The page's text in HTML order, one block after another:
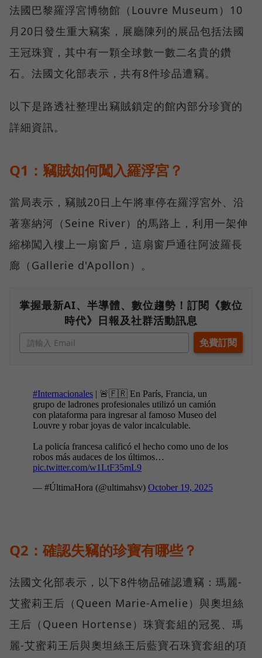
法國巴黎羅浮宮博物館（Louvre Museum）10
月20日發生重大竊案，展廳陳列的展品包括法國
王冠珠寶，其中有一顆全球數一數二名貴的鑽
石。法國文化部表示，共有8件珍品遭竊。
以下是路透社整理出竊賊鎖定的館內部分珍寶的
詳細資訊。
Q1：竊賊如何闖入羅浮宮？
當局表示，竊賊20日上午將車停在羅浮宮外、沿
著塞納河（Seine River）的馬路上，利用一架伸
縮梯闖入樓上一扇窗戶，這扇窗戶通往阿波羅長
廊（Gallerie d'Apollon）。
掌握最新AI、半導體、數位趨勢！訂閱《數位
時代》日報及社群活動訊息
Q2：確認失竊的珍寶有哪些？
法國文化部表示，以下8件物品確認遭竊：瑪麗-
艾蜜莉王后（Queen Marie-Amelie）與奧坦絲
王后（Queen Hortense）珠寶套組的冠冕、瑪
麗-艾蜜莉王后與奧坦絲王后藍寶石珠寶套組的項